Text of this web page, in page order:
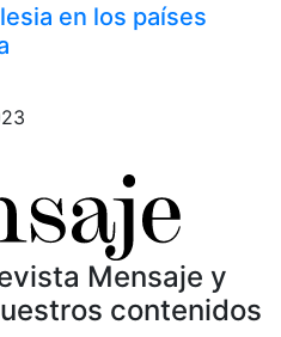
en los países
Mensaje y
contenidos